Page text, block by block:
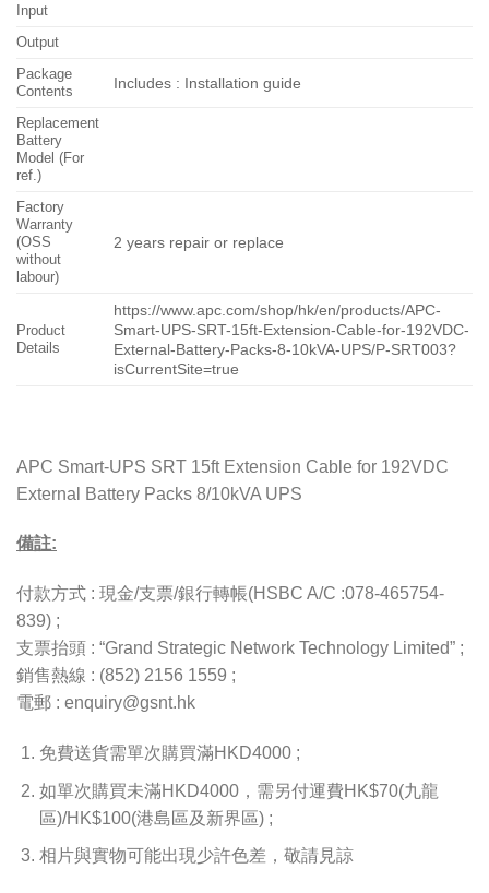
Input
Output
Package
Contents
Includes : Installation guide
Replacement
Battery
Model (For
ref.)
Factory
Warranty
(OSS
without
labour)
2 years repair or replace
Product
Details
https://www.apc.com/shop/hk/en/products/APC-
Smart-UPS-SRT-15ft-Extension-Cable-for-192VDC-
External-Battery-Packs-8-10kVA-UPS/P-SRT003?
isCurrentSite=true
APC Smart-UPS SRT 15ft Extension Cable for 192VDC
External Battery Packs 8/10kVA UPS
備註:
付款方式 : 現金/支票/銀行轉帳(HSBC A/C :078-465754-
839) ;
支票抬頭 : “Grand Strategic Network Technology Limited” ;
銷售熱線 : (852) 2156 1559 ;
電郵 : enquiry@gsnt.hk
免費送貨需單次購買滿HKD4000 ;
如單次購買未滿HKD4000，需另付運費HK$70(九龍
區)/HK$100(港島區及新界區) ;
相片與實物可能出現少許色差，敬請見諒